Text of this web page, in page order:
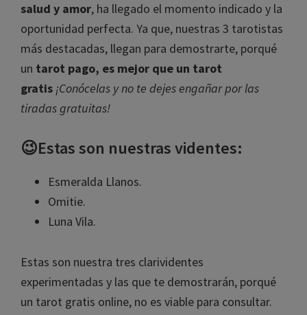
salud y amor, ha llegado el momento indicado y la
oportunidad perfecta. Ya que, nuestras 3 tarotistas
más destacadas, llegan para demostrarte, porqué
un tarot pago, es mejor que un tarot
gratis ¡Conócelas y no te dejes engañar por las
tiradas gratuitas!
😉Estas son nuestras videntes:
Esmeralda Llanos.
Omitie.
Luna Vila.
Estas son nuestra tres clarividentes
experimentadas y las que te demostrarán, porqué
un tarot gratis online, no es viable para consultar.